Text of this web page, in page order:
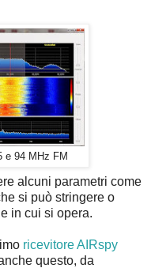
e 94 MHz FM
alcuni parametri come
si può stringere o
in cui si opera.
ricevitore AIRspy
questo, da